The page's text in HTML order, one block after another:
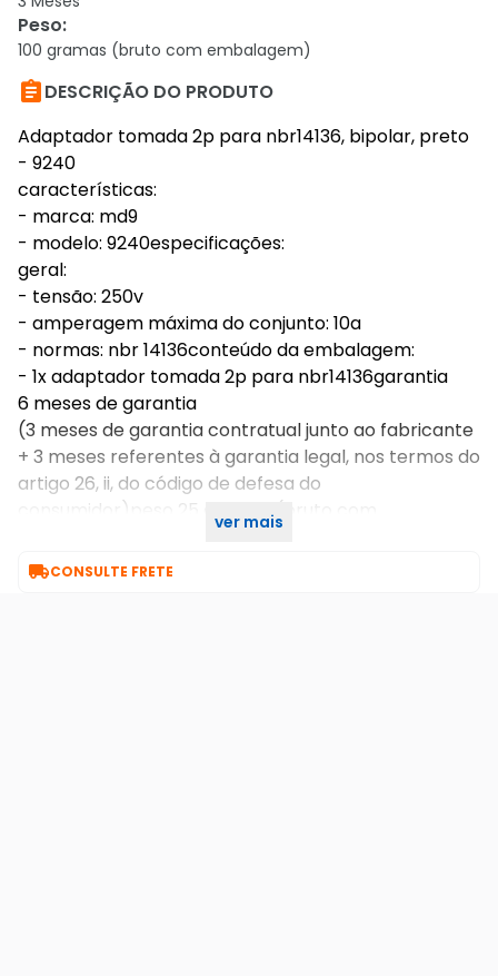
Peso:
100 gramas (bruto com embalagem)
DESCRIÇÃO DO PRODUTO
Adaptador tomada 2p para nbr14136, bipolar, preto
- 9240
características:
- marca: md9
- modelo: 9240especificações:
geral:
- tensão: 250v
- amperagem máxima do conjunto: 10a
- normas: nbr 14136conteúdo da embalagem:
- 1x adaptador tomada 2p para nbr14136garantia
6 meses de garantia
(3 meses de garantia contratual junto ao fabricante
+ 3 meses referentes à garantia legal, nos termos do
artigo 26, ii, do código de defesa do
consumidor)peso 25 gramas (bruto com
ver mais
CONSULTE FRETE